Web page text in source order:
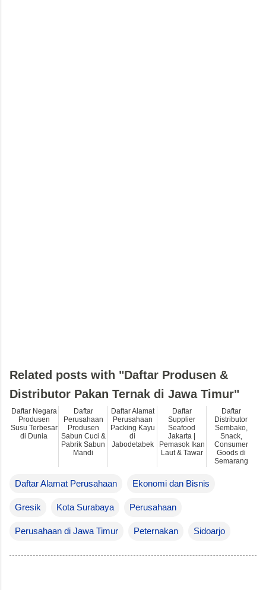
Daftar Alamat Perusahaan Ekonomi dan Bisnis
Gresik Kota Surabaya Perusahaan
Perusahaan di Jawa Timur Peternakan Sidoarjo
Related posts with "Daftar Produsen &
Distributor Pakan Ternak di Jawa Timur"
Daftar Negara
Produsen
Susu Terbesar
di Dunia
Daftar
Perusahaan
Produsen
Sabun Cuci &
Pabrik Sabun
Mandi
Daftar Alamat
Perusahaan
Packing Kayu
di
Jabodetabek
Daftar
Supplier
Seafood
Jakarta |
Pemasok Ikan
Laut & Tawar
Daftar
Distributor
Sembako,
Snack,
Consumer
Goods di
Semarang